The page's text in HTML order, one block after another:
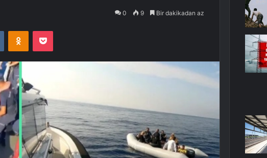
0 9 Bir dakikadan az
VKontakteOdnoklassniki
Pocket